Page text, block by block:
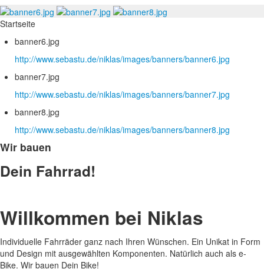
Startseite
banner6.jpg
http://www.sebastu.de/niklas/images/banners/banner6.jpg
banner7.jpg
http://www.sebastu.de/niklas/images/banners/banner7.jpg
banner8.jpg
http://www.sebastu.de/niklas/images/banners/banner8.jpg
Wir bauen
Dein Fahrrad!
Willkommen bei Niklas
Individuelle Fahrräder ganz nach Ihren Wünschen. Ein Unikat in Form
und Design mit ausgewählten Komponenten. Natürlich auch als e-
Bike. Wir bauen Dein Bike!